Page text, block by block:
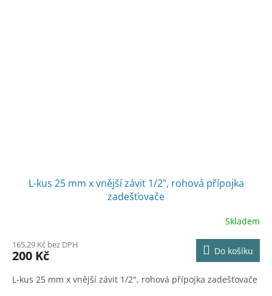
L-kus 25 mm x vnější závit 1/2", rohová přípojka
zadešťovače
Skladem
165,29 Kč bez DPH
200 Kč Do košíku
L-kus 25 mm x vnější závit 1/2", rohová přípojka zadešťovače